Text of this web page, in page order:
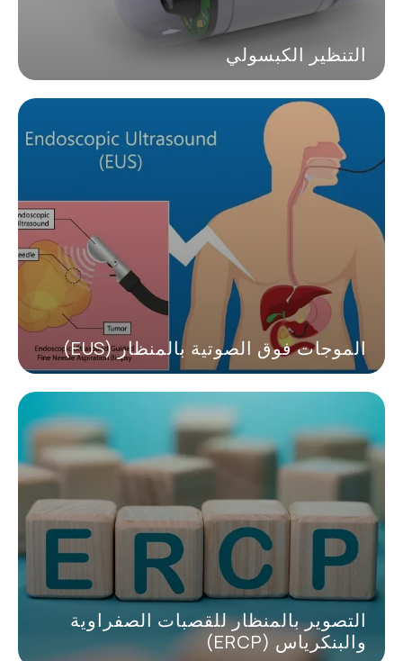
التنظير الكبسولي
الموجات فوق الصوتية بالمنظار (EUS)
التصوير بالمنظار للقصبات الصفراوية
والبنكرياس (ERCP)